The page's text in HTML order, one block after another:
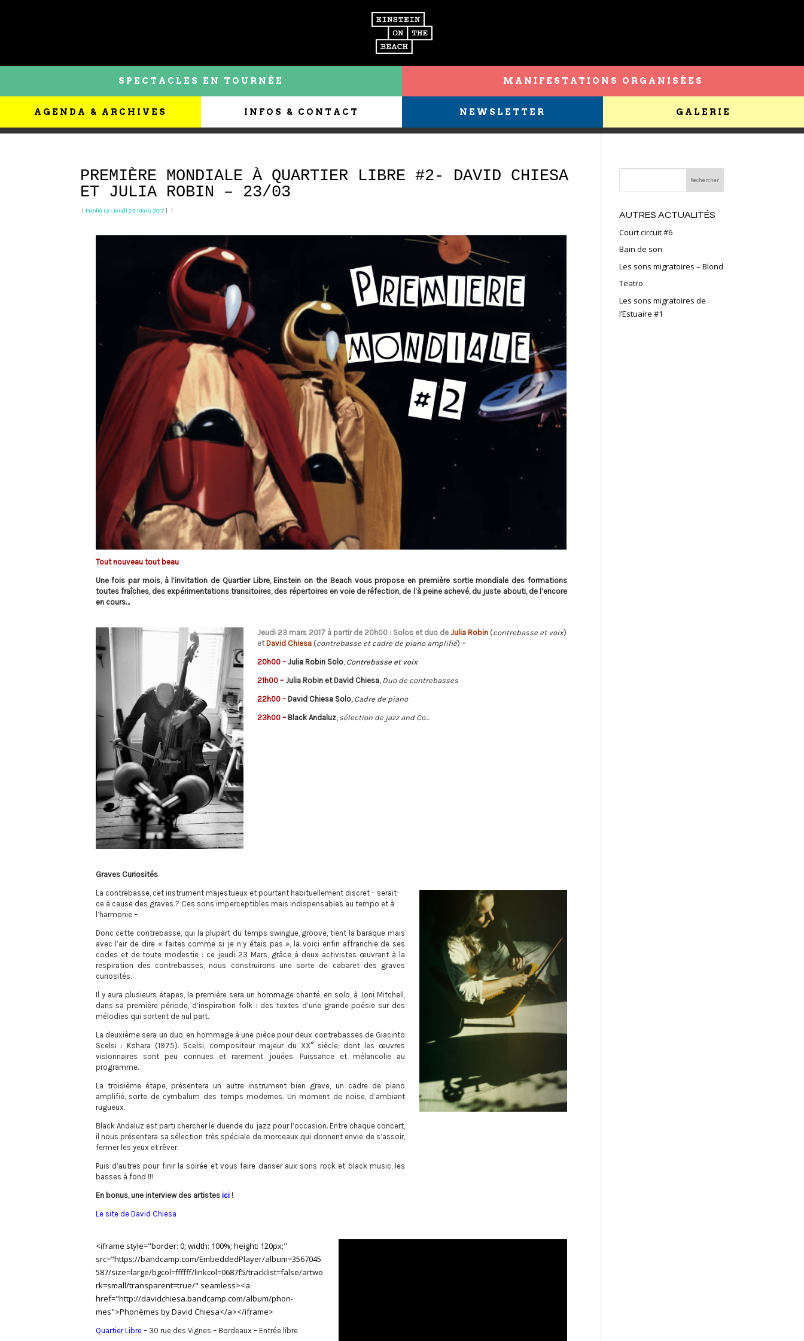
SPECTACLES EN TOURNÉE MANIFESTATIONS ORGANISÉES
AGENDA & ARCHIVES INFOS & CONTACT NEWSLETTER GALERIE
PREMIÈRE MONDIALE À QUARTIER LIBRE #2- DAVID CHIESA
ET JULIA ROBIN – 23/03
Publié Le : Jeudi 23 Mars 2017
Tout nouveau tout beau
Une fois par mois, à l’invitation de Quartier Libre, Einstein on the Beach vous propose en première sortie mondiale des formations
toutes fraîches, des expérimentations transitoires, des répertoires en voie de réfection, de l’à peine achevé, du juste abouti, de l’encore
en cours…
Jeudi 23 mars 2017 à partir de 20h00 : Solos et duo deJulia Robin (contrebasse et voix)
et David Chiesa (contrebasse et cadre de piano amplifié) –
20h00 –Julia Robin Solo, Contrebasse et voix
21h00 –Julia Robin et David Chiesa, Duo de contrebasses
22h00 – David Chiesa Solo, Cadre de piano
23h00 – Black Andaluz, sélection de jazz and Co…
Graves Curiosités
La contrebasse, cet instrument majestueux et pourtant habituellement discret – serait-
ce à cause des graves ? Ces sons imperceptibles mais indispensables au tempo et à
l’harmonie –
Donc cette contrebasse, qui la plupart du temps swingue, groove, tient la baraque mais
avec l’air de dire « faites comme si je n’y étais pas », la voici enfin affranchie de ses
codes et de toute modestie : ce jeudi 23 Mars, grâce à deux activistes œuvrant à la
respiration des contrebasses, nous construirons une sorte de cabaret des graves
curiosités.
Il y aura plusieurs étapes, la première sera un hommage chanté, en solo, à Joni Mitchell,
dans sa première période, d’inspiration folk : des textes d’une grande poésie sur des
mélodies qui sortent de nul part.
La deuxième sera un duo, en hommage à une pièce pour deux contrebasses de Giacinto
Scelsi : Kshara (1975). Scelsi, compositeur majeur du XX° siècle, dont les œuvres
visionnaires sont peu connues et rarement jouées. Puissance et mélancolie au
programme.
La troisième étape, présentera un autre instrument bien grave, un cadre de piano
amplifié, sorte de cymbalum des temps modernes. Un moment de noise, d’ambiant
rugueux.
Black Andaluz est parti chercher le duende du jazz pour l’occasion. Entre chaque concert,
il nous présentera sa sélection très spéciale de morceaux qui donnent envie de s’assoir,
fermer les yeux et rêver.
Puis d’autres pour finir la soirée et vous faire danser aux sons rock et black music, les
basses à fond !!!
En bonus, une interview des artistes ici!
Le site de David Chiesa
<iframe style="border: 0; width: 100%; height: 120px;"
src="https://bandcamp.com/EmbeddedPlayer/album=3567045
587/size=large/bgcol=ffffff/linkcol=0687f5/tracklist=false/artwo
rk=small/transparent=true/" seamless><a
href="http://davidchiesa.bandcamp.com/album/phon-
mes">Phonèmes by David Chiesa</a></iframe>
Quartier Libre– 30 rue des Vignes – Bordeaux – Entrée libre
AUTRES ACTUALITÉS
Court circuit #6
Bain de son
Les sons migratoires – Blond
Teatro
Les sons migratoires de
l’Estuaire #1